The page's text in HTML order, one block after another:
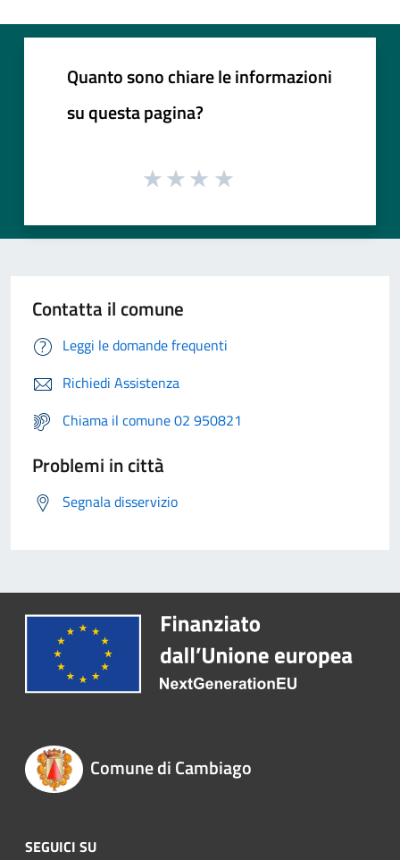
Quanto sono chiare le informazioni
su questa pagina?
Contatta il comune
Leggi le domande frequenti
Richiedi Assistenza
Chiama il comune 02 950821
Problemi in città
Segnala disservizio
Comune di Cambiago
SEGUICI SU